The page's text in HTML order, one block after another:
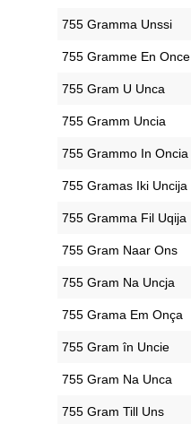
‎755 Gramma Unssi
‎755 Gramme En Once
‎755 Gram U Unca
‎755 Gramm Uncia
‎755 Grammo In Oncia
‎755 Gramas Iki Uncija
‎755 Gramma Fil Uqija
‎755 Gram Naar Ons
‎755 Gram Na Uncja
‎755 Grama Em Onça
‎755 Gram în Uncie
‎755 Gram Na Unca
‎755 Gram Till Uns